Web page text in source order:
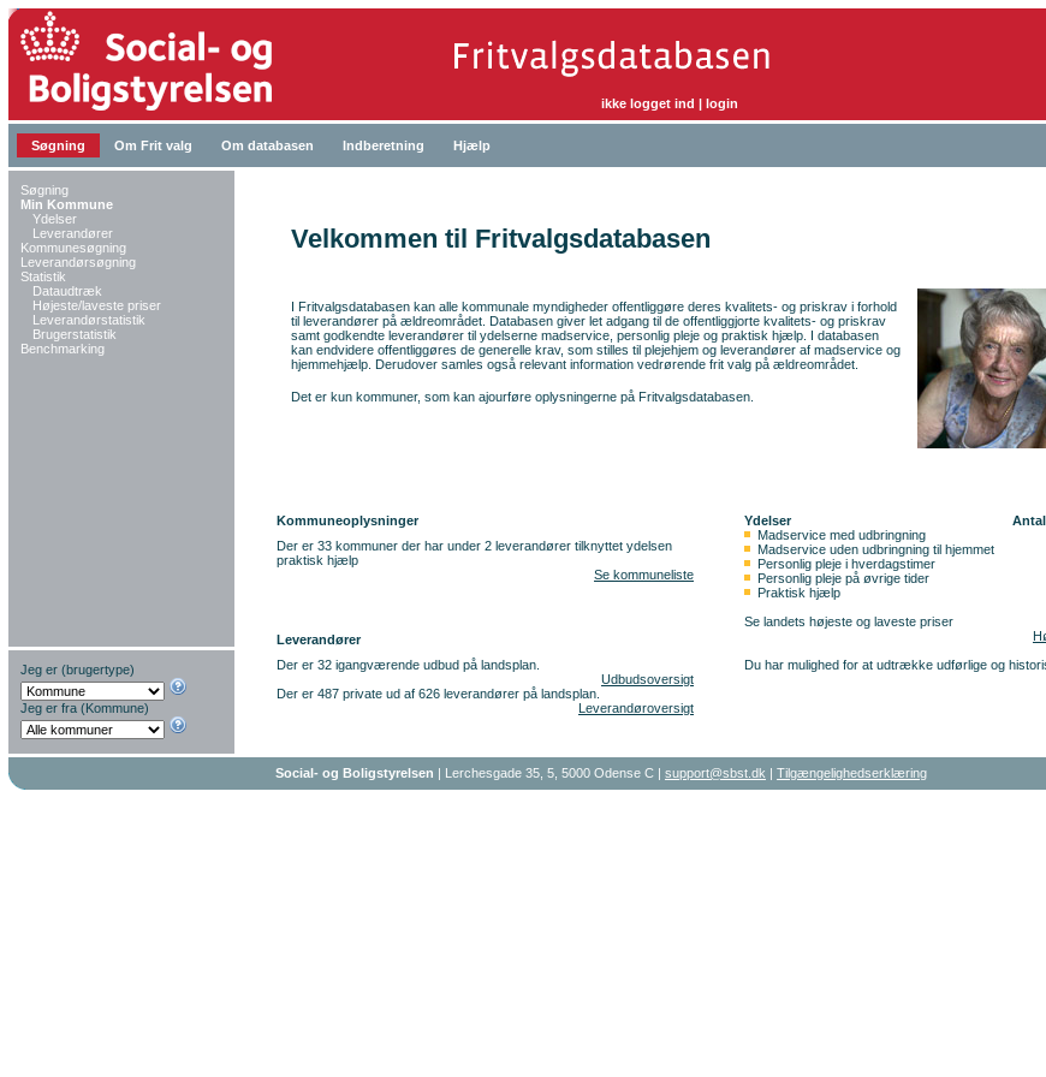
ikke logget ind | login
Søgning Om Frit valg Om databasen Indberetning Hjælp
Søgning
Min Kommune
Ydelser
Leverandører
Kommunesøgning
Leverandørsøgning
Statistik
Dataudtræk
Højeste/laveste priser
Leverandørstatistik
Brugerstatistik
Benchmarking
Velkommen til Fritvalgsdatabasen
I Fritvalgsdatabasen kan alle kommunale myndigheder offentliggøre deres kvalitets- og priskrav i forhold
til leverandører på ældreområdet. Databasen giver let adgang til de offentliggjorte kvalitets- og priskrav
samt godkendte leverandører til ydelserne madservice, personlig pleje og praktisk hjælp. I databasen
kan endvidere offentliggøres de generelle krav, som stilles til plejehjem og leverandører af madservice og
hjemmehjælp. Derudover samles også relevant information vedrørende frit valg på ældreområdet.
Det er kun kommuner, som kan ajourføre oplysningerne på Fritvalgsdatabasen.
Kommuneoplysninger
Der er 33 kommuner der har under 2 leverandører tilknyttet ydelsen
praktisk hjælp
Se kommuneliste
Ydelser
Madservice med udbringning
Madservice uden udbringning til hjemmet
Personlig pleje i hverdagstimer
Personlig pleje på øvrige tider
Praktisk hjælp
Se landets højeste og laveste priser
Du har mulighed for at udtrække udførlige og
Leverandører
Der er 32 igangværende udbud på landsplan.
Udbudsoversigt
Der er 487 private ud af 626 leverandører på landsplan.
Leverandøroversigt
Jeg er (brugertype)
Jeg er fra (Kommune)
Social- og Boligstyrelsen | Lerchesgade 35, 5, 5000 Odense C | support@sbst.dk | Tilgængelighedserklæring